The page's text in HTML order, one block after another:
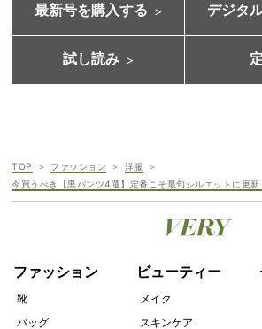
最新号を購入する デジタ
試し読み
TOP ファッション
洋服
今買うべき【黒パンツ4選】定番こそ最旬シルエットに更
ファッション
靴
バッグ
ビューティー
メイク
スキンケア